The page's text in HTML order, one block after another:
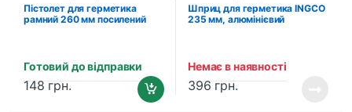
Пістолет для герметика
рамний 260 мм посилений
Готовий до відправки
148 грн.
Шприц для герметика INGCO
235 мм, алюмінієвий
Немає в наявності
396 грн.